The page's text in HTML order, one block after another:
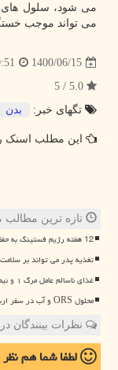
می شود، سلول های
می تواند موجب
1400/06/15
تگهای خبر:
بدن
این مطلب اسنک
تازه ترین مطالب
12 هفته رژیم فستینگ به حفظ کاهش وزن در یک سال بعد کمک نماید
تغذیه پدر می تواند بر سلامت
غذای ناسالم عامل مرگ ۱ و نیم میلیون نفر در جهان
محلول ORS و آب در سفر اربعین فراموش نشود
نظرات بینندگان
لطفا شما هم